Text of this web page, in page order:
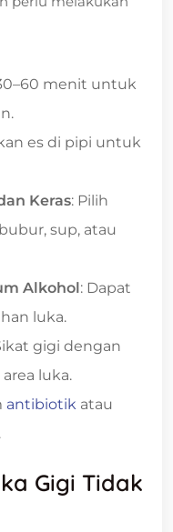
menit untuk
es di pipi untuk
Keras: Pilih
sup, atau
Alkohol : Dapat
luka.
gigi dengan
luka.
antibiotik atau
Gigi Tidak